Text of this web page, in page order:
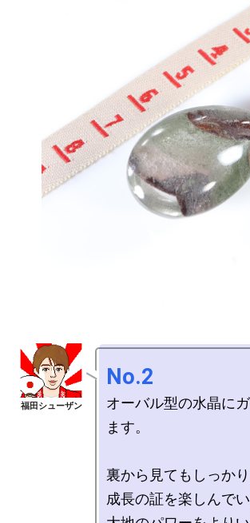
No.2
オーバル型の水晶に
ます。
裏から見てもしっか
成長の証を楽しんで